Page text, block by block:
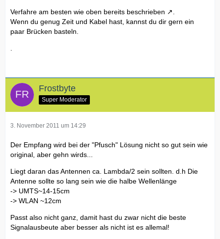
Verfahre am besten wie oben bereits beschrieben
Wenn du genug Zeit und Kabel hast, kannst du dir gern ein
paar Brücken basteln.
Frostbyte
Super Moderator
3. November 2011 um 14:29
Der Empfang wird bei der "Pfusch" Lösung nicht so gut sein wie
original, aber gehn wirds...
Liegt daran das Antennen ca. Lambda/2 sein sollten. d.h Die
Antenne sollte so lang sein wie die halbe Wellenlänge
-> UMTS~14-15cm
-> WLAN ~12cm
Passt also nicht ganz, damit hast du zwar nicht die beste
Signalausbeute aber besser als nicht ist es allemal!